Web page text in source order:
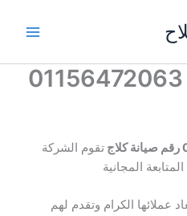
مركز صيانة كلاج 01156472063
رقم صيانة كلاج تقوم الشركة
المجانية
عملائها الكرام وتقدم لهم